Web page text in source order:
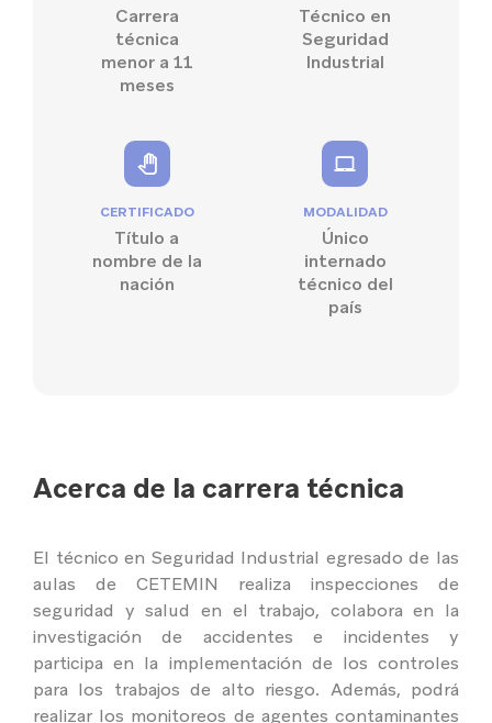
Carrera
técnica
menor a 11
meses
Técnico en
Seguridad
Industrial
CERTIFICADO
Título a
nombre de la
nación
MODALIDAD
Único
internado
técnico del
país
Acerca de la carrera técnica
El técnico en Seguridad Industrial egresado de las
aulas de CETEMIN realiza inspecciones de
seguridad y salud en el trabajo, colabora en la
investigación de accidentes e incidentes y
participa en la implementación de los controles
para los trabajos de alto riesgo. Además, podrá
realizar los monitoreos de agentes contaminantes